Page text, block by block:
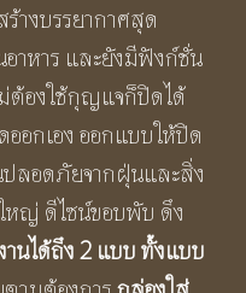
างบรรยากาศสุด
อาหาร และยังมีฟังก์ชั่น
ต้องใช้กุญแจก็ปิดได้
ออกเอง ออกแบบให้ปิด
ลอดภัยจากฝุ่นและสิ่ง
หญ่ ดีไซน์ขอบพับ ดึง
านได้ถึง2 แบบทั้งแบบ